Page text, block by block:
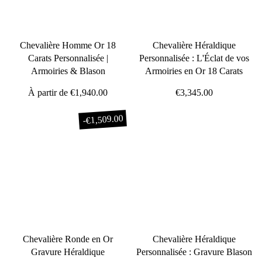
Chevalière Homme Or 18
Carats Personnalisée |
Armoiries & Blason
À partir de€1,940.00
Chevalière Héraldique
Personnalisée : L'Éclat de vos
Armoiries en Or 18 Carats
€3,345.00
-€1,509.00
Chevalière Ronde en Or
Gravure Héraldique
Chevalière Héraldique
Personnalisée : Gravure Blason